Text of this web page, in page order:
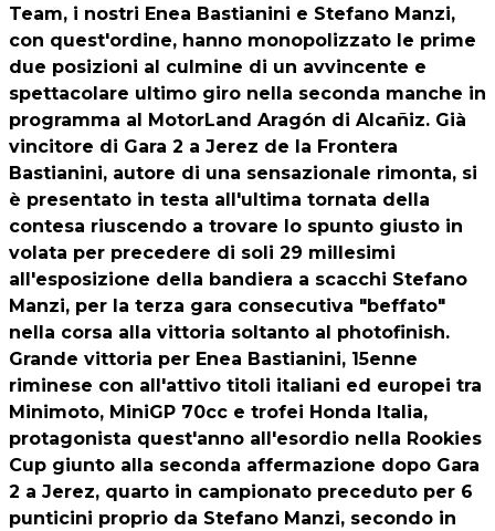
Team, i nostri Enea Bastianini e Stefano Manzi,
con quest'ordine, hanno monopolizzato le prime
due posizioni al culmine di un avvincente e
spettacolare ultimo giro nella seconda manche in
programma al MotorLand Aragón di Alcañiz. Già
vincitore di Gara 2 a Jerez de la Frontera
Bastianini, autore di una sensazionale rimonta, si
è presentato in testa all'ultima tornata della
contesa riuscendo a trovare lo spunto giusto in
volata per precedere di soli 29 millesimi
all'esposizione della bandiera a scacchi Stefano
Manzi, per la terza gara consecutiva "beffato"
nella corsa alla vittoria soltanto al photofinish.
Grande vittoria per Enea Bastianini, 15enne
riminese con all'attivo titoli italiani ed europei tra
Minimoto, MiniGP 70cc e trofei Honda Italia,
protagonista quest'anno all'esordio nella Rookies
Cup giunto alla seconda affermazione dopo Gara
2 a Jerez, quarto in campionato preceduto per 6
punticini proprio da Stefano Manzi, secondo in